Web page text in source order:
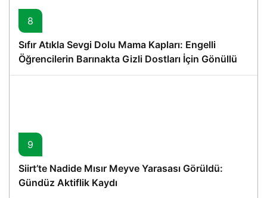
8
Sıfır Atıkla Sevgi Dolu Mama Kapları: Engelli
Öğrencilerin Barınakta Gizli Dostları İçin Gönüllü
Proje
9
Siirt’te Nadide Mısır Meyve Yarasası Görüldü:
Gündüz Aktiflik Kaydı